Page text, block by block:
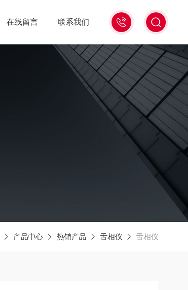
021-
56528785
在线留言 联系我们
产品中心 热销产品 舌相仪 舌相仪